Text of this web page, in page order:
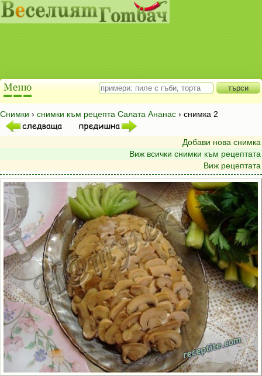
Снимки › снимки към рецепта Салата Ананас › снимка 2
Добави нова снимка
Виж всички снимки към рецептата
Виж рецептата